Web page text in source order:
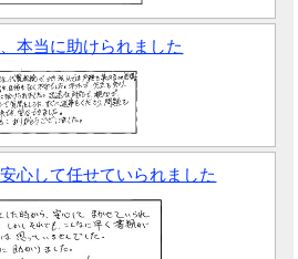
本当に助けられました
心して任せていられました